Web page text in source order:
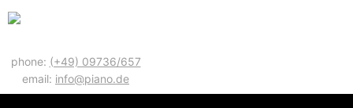
phone: (+49) 09736/657
email: info@piano.de